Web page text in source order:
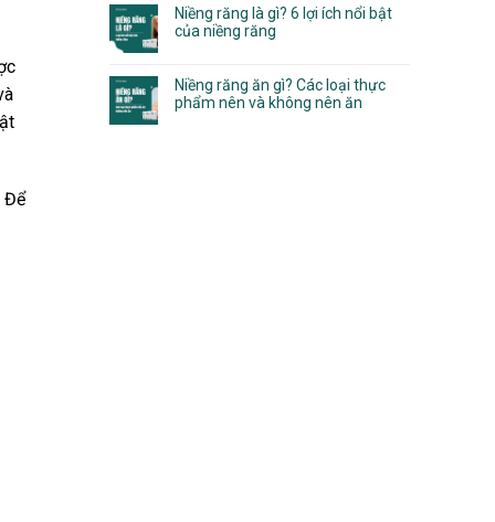
Để
Niềng răng là gì? 6 lợi ích nổi bật
của niềng răng
Niềng răng ăn gì? Các loại thực
phẩm nên và không nên ăn